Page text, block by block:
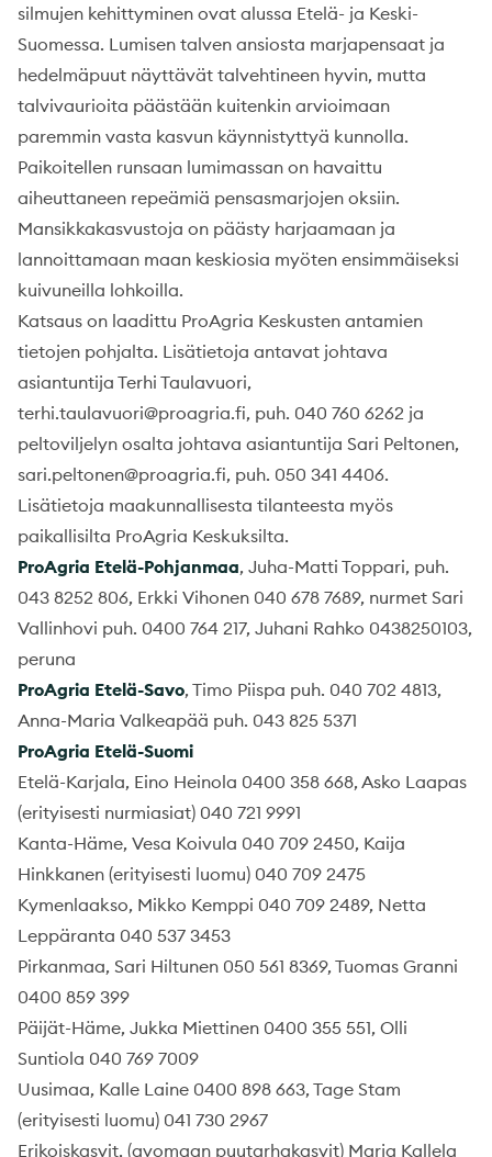
silmujen kehittyminen ovat alussa Etelä- ja Keski-
Suomessa. Lumisen talven ansiosta marjapensaat ja
hedelmäpuut näyttävät talvehtineen hyvin, mutta
talvivaurioita päästään kuitenkin arvioimaan
paremmin vasta kasvun käynnistyttyä kunnolla.
Paikoitellen runsaan lumimassan on havaittu
aiheuttaneen repeämiä pensasmarjojen oksiin.
Mansikkakasvustoja on päästy harjaamaan ja
lannoittamaan maan keskiosia myöten ensimmäiseksi
kuivuneilla lohkoilla.
Katsaus on laadittu ProAgria Keskusten antamien
tietojen pohjalta. Lisätietoja antavat johtava
asiantuntija Terhi Taulavuori,
terhi.taulavuori@proagria.fi, puh. 040 760 6262 ja
peltoviljelyn osalta johtava asiantuntija Sari Peltonen,
sari.peltonen@proagria.fi, puh. 050 341 4406.
Lisätietoja maakunnallisesta tilanteesta myös
paikallisilta ProAgria Keskuksilta.
ProAgria Etelä-Pohjanmaa, Juha-Matti Toppari, puh.
043 8252 806, Erkki Vihonen 040 678 7689, nurmet Sari
Vallinhovi puh. 0400 764 217, Juhani Rahko 0438250103,
peruna
ProAgria Etelä-Savo, Timo Piispa puh. 040 702 4813,
Anna-Maria Valkeapää puh. 043 825 5371
ProAgria Etelä-Suomi
Etelä-Karjala, Eino Heinola 0400 358 668, Asko Laapas
(erityisesti nurmiasiat) 040 721 9991
Kanta-Häme, Vesa Koivula 040 709 2450, Kaija
Hinkkanen (erityisesti luomu) 040 709 2475
Kymenlaakso, Mikko Kemppi 040 709 2489, Netta
Leppäranta 040 537 3453
Pirkanmaa, Sari Hiltunen 050 561 8369, Tuomas Granni
0400 859 399
Päijät-Häme, Jukka Miettinen 0400 355 551, Olli
Suntiola 040 769 7009
Uusimaa, Kalle Laine 0400 898 663, Tage Stam
(erityisesti luomu) 041 730 2967
Erikoiskasvit, (avomaan puutarhakasvit) Marja Kallela